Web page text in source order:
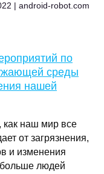
| android-robot.com
по
среды
нашей
как наш мир все
от загрязнения,
и изменения
людей